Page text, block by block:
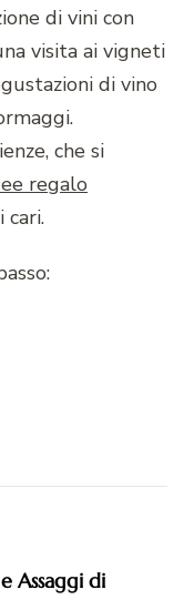
di vini con
visita ai vigneti
di vino
che si
regalo
cari.
Assaggi di